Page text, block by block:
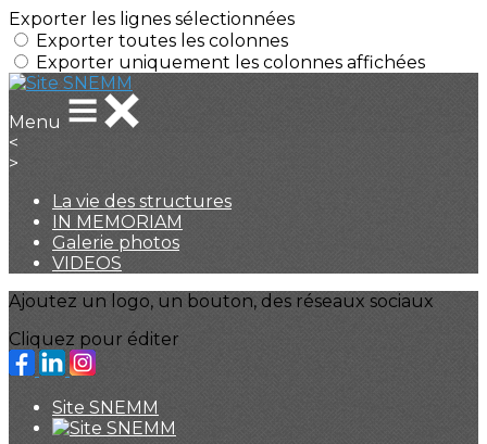
Exporter les lignes sélectionnées
Exporter toutes les colonnes
Exporter uniquement les colonnes affichées
Menu
<
>
La vie des structures
IN MEMORIAM
Galerie photos
VIDEOS
Ajoutez un logo, un bouton, des réseaux sociaux
Cliquez pour éditer
Site SNEMM